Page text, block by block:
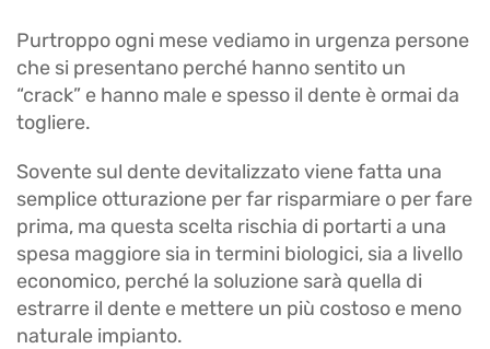
Purtroppo ogni mese vediamo in urgenza persone
che si presentano perché hanno sentito un
“crack” e hanno male e spesso il dente è ormai da
togliere.
Sovente sul dente devitalizzato viene fatta una
semplice otturazione per far risparmiare o per fare
prima, ma questa scelta rischia di portarti a una
spesa maggiore sia in termini biologici, sia a livello
economico, perché la soluzione sarà quella di
estrarre il dente e mettere un più costoso e meno
naturale impianto.